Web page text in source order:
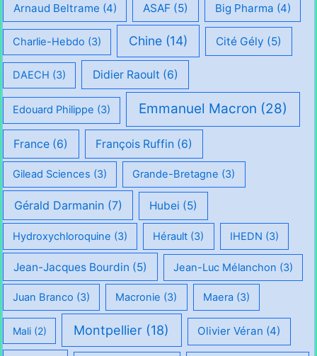
Arnaud Beltrame (4) ASAF (5) Big Pharma (4)
Charlie-Hebdo (3) Chine (14) Cité Gély (5)
DAECH (3) Didier Raoult (6)
Edouard Philippe (3) Emmanuel Macron (28)
France (6) François Ruffin (6)
Gilead Sciences (3) Grande-Bretagne (3)
Gérald Darmanin(7) Hubei (5)
Hydroxychloroquine (3) Hérault (3) IHEDN (3)
Jean-Jacques Bourdin (5) Jean-Luc Mélanchon (3)
Juan Branco (3) Macronie (3) Maera (3)
Mali(2) Montpellier (18) Olivier Véran (4)